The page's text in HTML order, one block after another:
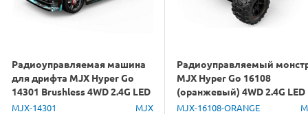
Радиоуправляемая машина
для дрифта MJX Hyper Go
14301 Brushless 4WD 2.4G LED
1/14 RTR
MJX-14301 MJX
Радиоуправляемый
MJX Hyper Go 16108
(оранжевый) 4WD 2.4G LED
1/16 RTR
MJX-16108-ORANGE